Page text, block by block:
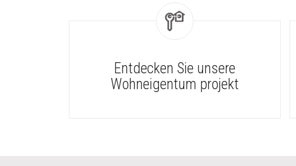
Entdecken Sie unsere
Wohneigentum projekt